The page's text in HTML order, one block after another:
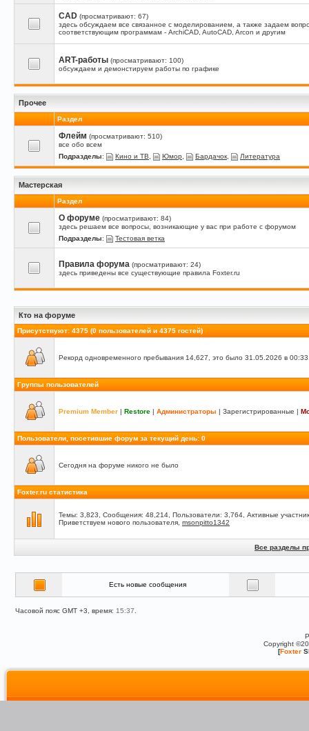
CAD (просматривают: 67)
здесь обсуждаем все связанное с моделированием, а также задаем
соответствующим программам - ArchiCAD, AutoCAD, Arcon и другим
ART-работы (просматривают: 100)
обсуждаем и демонстируем работы по графике
Прочее
Раздел
Флейм (просматривают: 510)
все обо всем
Подразделы: Кино и ТВ Юмор Бардачок Литература
Мастерская
Раздел
О форуме (просматривают: 84)
здесь решаем все вопросы, возникающие у вас при работе с форумом
Подразделы: Тестовая ветка
Правила форума (просматривают: 24)
здесь приведены все существующие правила Foxter.ru
Кто на форуме
Присутствуют: 4375 (0 пользователей и 4375 гостей)
Рекорд одновременного пребывания 14,627, это было 31.05.2026 в
Группы пользователей
Premium Member | Restore | Администраторы | Зарегистрированные |
Пользователи, посетившие форум за текущий день: 0
Сегодня на форуме никого не было
Foxter.ru статистика
Темы: 3,823, Сообщения: 48,214, Пользователи: 3,764, Активные
Приветствуем нового пользователя, msonpitto1342
Все разделы
Есть новые сообщения
Часовой пояс GMT +3, время: 15:37
Copyright
[Foxter